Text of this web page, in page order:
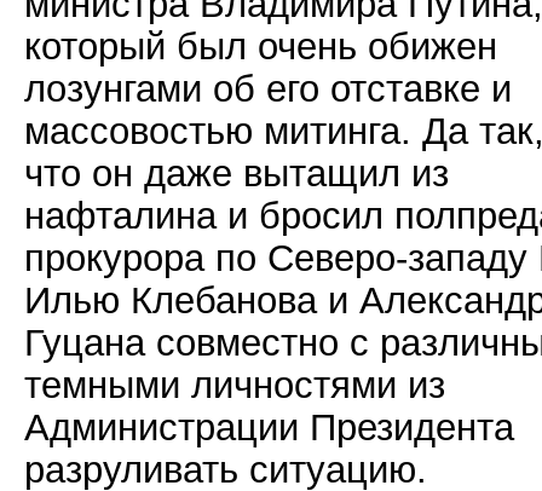
который был очень обижен
лозунгами об его отставке и
массовостью митинга. Да
что он даже вытащил из
нафталина и бросил
прокурора по Северо-
Илью Клебанова и
Гуцана совместно с
темными личностями из
Администрации Президента
разруливать ситуацию.